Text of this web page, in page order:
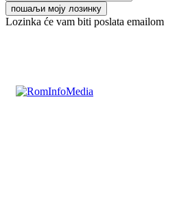
Lozinka će vam biti poslata emailom